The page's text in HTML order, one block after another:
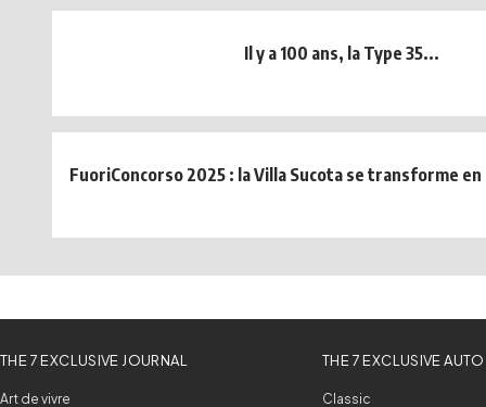
Il y a 100 ans, la Type 35...
FuoriConcorso 2025 : la Villa Sucota se transforme en
THE 7 EXCLUSIVE JOURNAL
Art de vivre
THE 7 EXCLUSIVE AUTO
Classic